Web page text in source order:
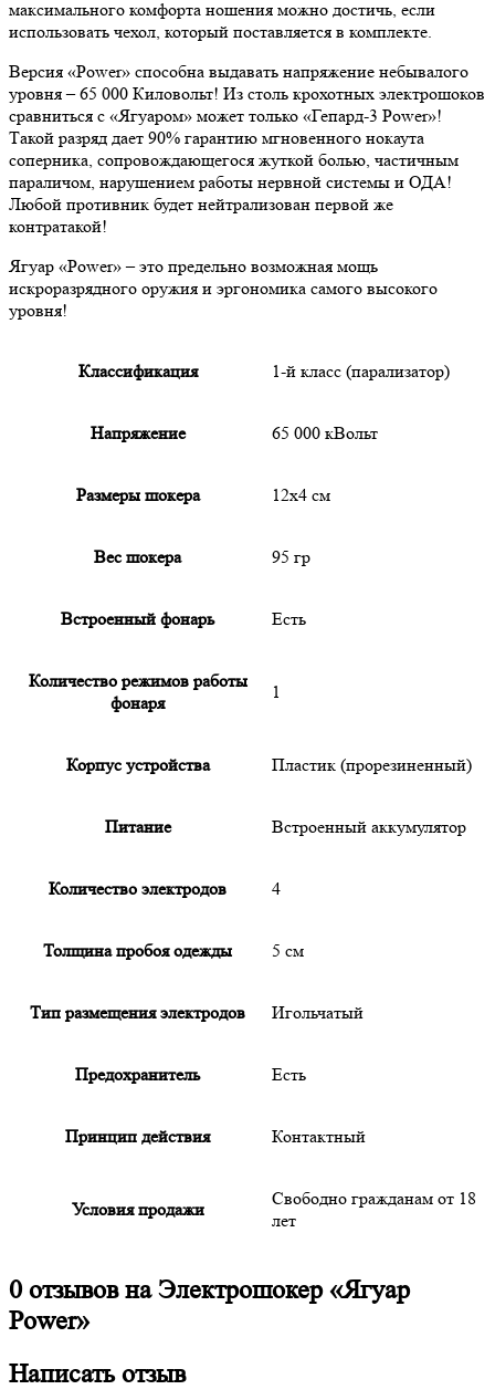
максимального комфорта ношения можно достичь, если
использовать чехол, который поставляется в комплекте.
Версия «Power» способна выдавать напряжение небывалого
уровня – 65 000 Киловольт! Из столь крохотных электрошоков
сравниться с «Ягуаром» может только «Гепард-3 Power»!
Такой разряд дает 90% гарантию мгновенного нокаута
соперника, сопровождающегося жуткой болью, частичным
параличом, нарушением работы нервной системы и ОДА!
Любой противник будет нейтрализован первой же
контратакой!
Ягуар «Power» – это предельно возможная мощь
искроразрядного оружия и эргономика самого высокого
уровня!
Классификация 1-й класс (парализатор)
Напряжение 65 000 кВольт
Размеры шокера 12х4 см
Вес шокера 95 гр
Встроенный фонарь Есть
Количество режимов работы
фонаря
1
Корпус устройства Пластик (прорезиненный)
Питание Встроенный аккумулятор
Количество электродов 4
Толщина пробоя одежды 5 см
Тип размещения электродов Игольчатый
Предохранитель Есть
Принцип действия Контактный
Условия продажи
Свободно гражданам от 18
лет
0 отзывов наЭлектрошокер «Ягуар
Power»
Написать отзыв